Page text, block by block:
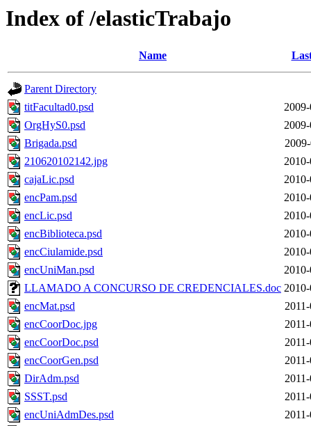
Index of /elasticTrabajo
Name
Parent Directory
titFacultad0.psd
OrgHyS0.psd
Brigada.psd
210620102142.jpg
cajaLic.psd
encPam.psd
encLic.psd
encBiblioteca.psd
encCiulamide.psd
encUniMan.psd
LLAMADO A CONCURSO DE CREDENCIALES.doc
encMat.psd
encCoorDoc.jpg
encCoorDoc.psd
encCoorGen.psd
DirAdm.psd
SSST.psd
encUniAdmDes.psd